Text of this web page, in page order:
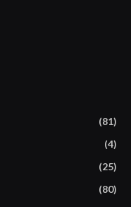
(81)
(4)
(25)
(80)